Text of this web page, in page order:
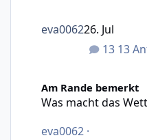
13
eva006226. Jul
Am Rande bemerkt
Was macht das
eva0062 ·